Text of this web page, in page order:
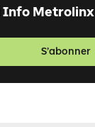
Info Metrolinx
S’abonner